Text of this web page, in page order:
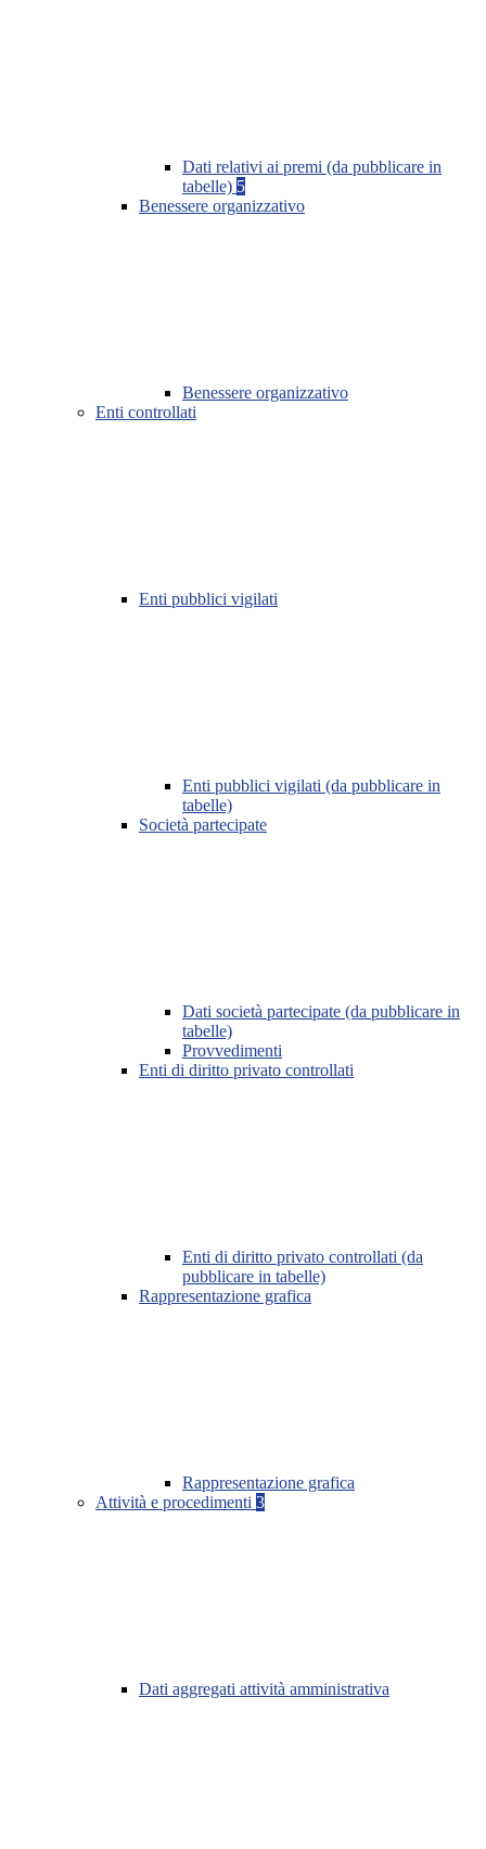
Dati relativi ai premi (da pubblicare in
tabelle) 5
Benessere organizzativo
Benessere organizzativo
Enti controllati
Enti pubblici vigilati
Enti pubblici vigilati (da pubblicare in
tabelle)
Società partecipate
Dati società partecipate (da pubblicare in
tabelle)
Provvedimenti
Enti di diritto privato controllati
Enti di diritto privato controllati (da
pubblicare in tabelle)
Rappresentazione grafica
Rappresentazione grafica
Attività e procedimenti 3
Dati aggregati attività amministrativa